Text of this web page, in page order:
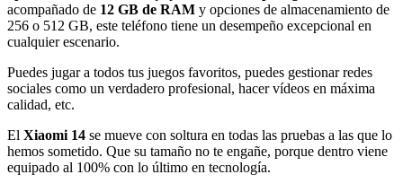
acompañado de 12 GB de RAM y opciones de almacenamiento de
256 o 512 GB, este teléfono tiene un desempeño excepcional en
cualquier escenario.
Puedes jugar a todos tus juegos favoritos, puedes gestionar redes
sociales como un verdadero profesional, hacer vídeos en máxima
calidad, etc.
El Xiaomi 14 se mueve con soltura en todas las pruebas a las que lo
hemos sometido. Que su tamaño no te engañe, porque dentro viene
equipado al 100% con lo último en tecnología.